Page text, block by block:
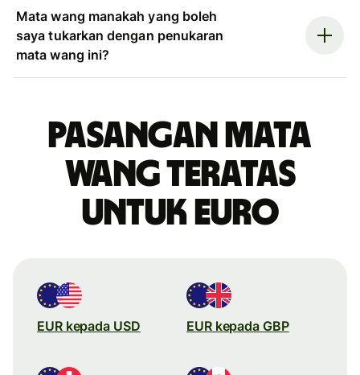
Mata wang manakah yang boleh
saya tukarkan dengan penukaran
mata wang ini?
Pasangan mata
wang teratas
untuk Euro
EUR kepada USD EUR kepada GBP